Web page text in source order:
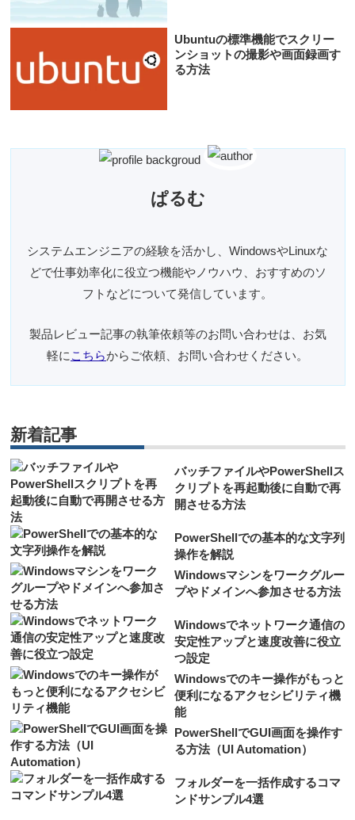
Ubuntuの標準機能でスクリー
ンショットの撮影や画面録画す
る方法
ぱるむ
システムエンジニアの経験を活かし、WindowsやLinuxな
どで仕事効率化に役立つ機能やノウハウ、おすすめのソ
フトなどについて発信しています。
製品レビュー記事の執筆依頼等のお問い合わせは、お気
軽に こちらからご依頼、お問い合わせください。
新着記事
バッチファイルやPowerShellス
クリプトを再起動後に自動で再
開させる方法
PowerShellでの基本的な文字列
操作を解説
Windowsマシンをワークグルー
プやドメインへ参加させる方法
Windowsでネットワーク通信の
安定性アップと速度改善に役立
つ設定
Windowsでのキー操作がもっと
便利になるアクセシビリティ機
能
PowerShellでGUI画面を操作す
る方法（UI Automation）
フォルダーを一括作成するコマ
ンドサンプル4選